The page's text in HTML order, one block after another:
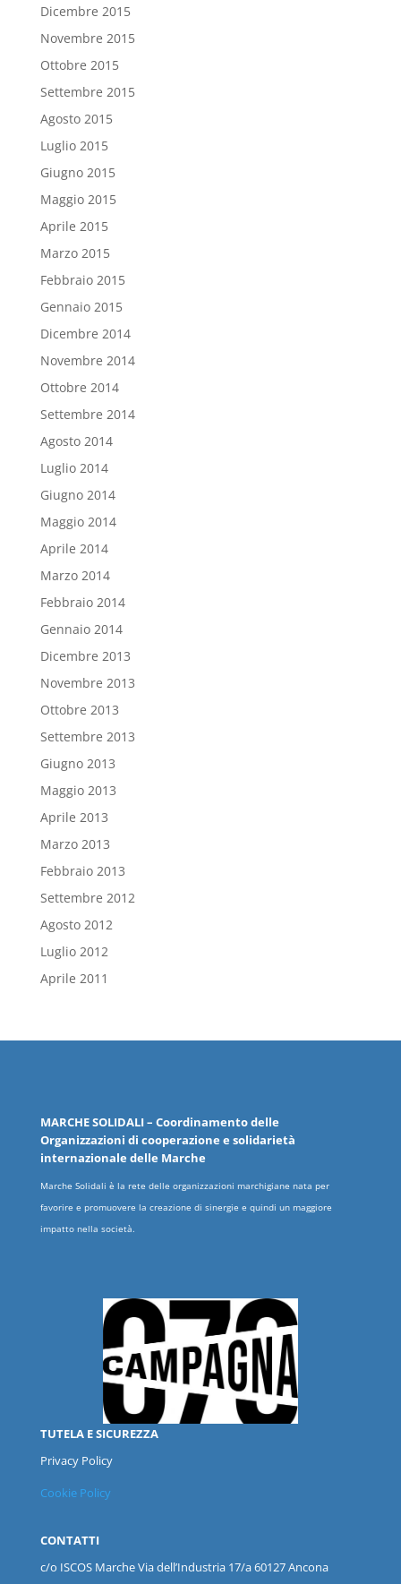
Dicembre 2015
Novembre 2015
Ottobre 2015
Settembre 2015
Agosto 2015
Luglio 2015
Giugno 2015
Maggio 2015
Aprile 2015
Marzo 2015
Febbraio 2015
Gennaio 2015
Dicembre 2014
Novembre 2014
Ottobre 2014
Settembre 2014
Agosto 2014
Luglio 2014
Giugno 2014
Maggio 2014
Aprile 2014
Marzo 2014
Febbraio 2014
Gennaio 2014
Dicembre 2013
Novembre 2013
Ottobre 2013
Settembre 2013
Giugno 2013
Maggio 2013
Aprile 2013
Marzo 2013
Febbraio 2013
Settembre 2012
Agosto 2012
Luglio 2012
Aprile 2011
MARCHESOLIDALI– Coordinamento delle
Organizzazioni di cooperazione e solidarietà
internazionale delle Marche
Marche Solidali è la rete delle organizzazioni marchigiane nata per
favorire e promuovere la creazione di sinergie e quindi un maggiore
impatto nella società.
TUTELA E SICUREZZA
Privacy Policy
Cookie Policy
CONTATTI
c/o ISCOS MarcheVia dell’Industria 17/a 60127 Ancona